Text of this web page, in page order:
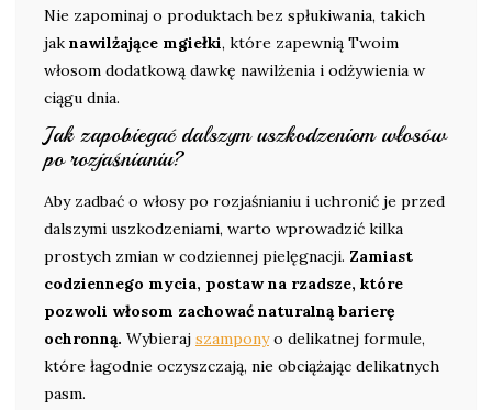
Nie zapominaj o produktach bez spłukiwania, takich
jak nawilżające mgiełki, które zapewnią Twoim
włosom dodatkową dawkę nawilżenia i odżywienia w
ciągu dnia.
Jak zapobiegać dalszym uszkodzeniom włosów
po rozjaśnianiu?
Aby zadbać o włosy po rozjaśnianiu i uchronić je przed
dalszymi uszkodzeniami, warto wprowadzić kilka
prostych zmian w codziennej pielęgnacji. Zamiast
codziennego mycia, postaw na rzadsze, które
pozwoli włosom zachować naturalną barierę
ochronną. Wybieraj szamponyo delikatnej formule,
które łagodnie oczyszczają, nie obciążając delikatnych
pasm.